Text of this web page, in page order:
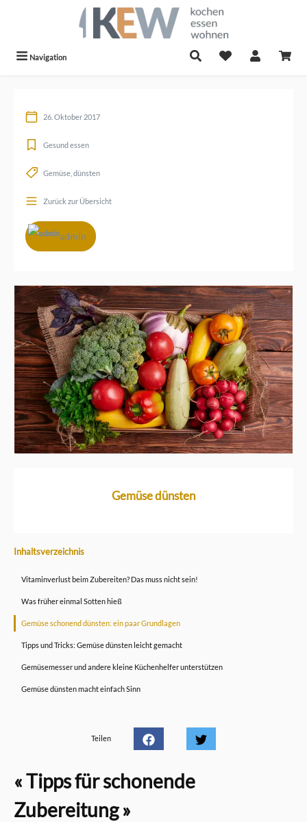
Navigation
26. Oktober 2017
Gesund essen
Gemüse dünsten
Zurück zur Übersicht
admin
Gemüse dünsten
Inhaltsverzeichnis
Vitaminverlust beim Zubereiten? Das muss nicht sein!
Was früher einmal Sotten hieß
Gemüse schonend dünsten: ein paar Grundlagen
Tipps und Tricks: Gemüse dünsten leicht gemacht
Gemüsemesser und andere kleine Küchenhelfer unterstützen
Gemüse dünsten macht einfach Sinn
Teilen
« Tipps für schonende
Zubereitung »